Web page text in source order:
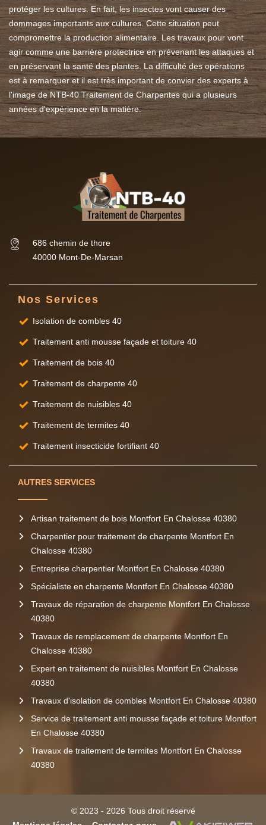
protéger les cultures. En fait, les insectes vont causer des
dommages importants aux cultures. Cette situation peut
compromettre la production alimentaire. Les travaux pour vont
agir comme une barrière protectrice en prévenant les attaques et
en préservant la santé des plantes. La difficulté des opérations
est à remarquer et il est très important de convier des experts à
l'image de NTB-40 Traitement de Charpentes qui a plusieurs
années d'expérience en la matière.
686 chemin de thore
40000 Mont-De-Marsan
Nos Services
Isolation de combles 40
Traitement anti mousse façade et toiture 40
Traitement de bois 40
Traitement de charpente 40
Traitement de nuisibles 40
Traitement de termites 40
Traitement insecticide fortifiant 40
AUTRES SERVICES
Artisan traitement de bois Montfort En Chalosse 40380
Charpentier pour traitement de charpente Montfort En
Chalosse 40380
Entreprise charpentier Montfort En Chalosse 40380
Spécialiste en charpente Montfort En Chalosse 40380
Travaux de réparation de charpente Montfort En Chalosse
40380
Travaux de remplacement de charpente Montfort En
Chalosse 40380
Expert en traitement de nuisibles Montfort En Chalosse
40380
Travaux d'isolation de combles Montfort En Chalosse 40380
Service de traitement anti mousse façade et toiture Montfort
En Chalosse 40380
Travaux de traitement de termites Montfort En Chalosse
40380
© 2023 - 2026 Tous droit réservé